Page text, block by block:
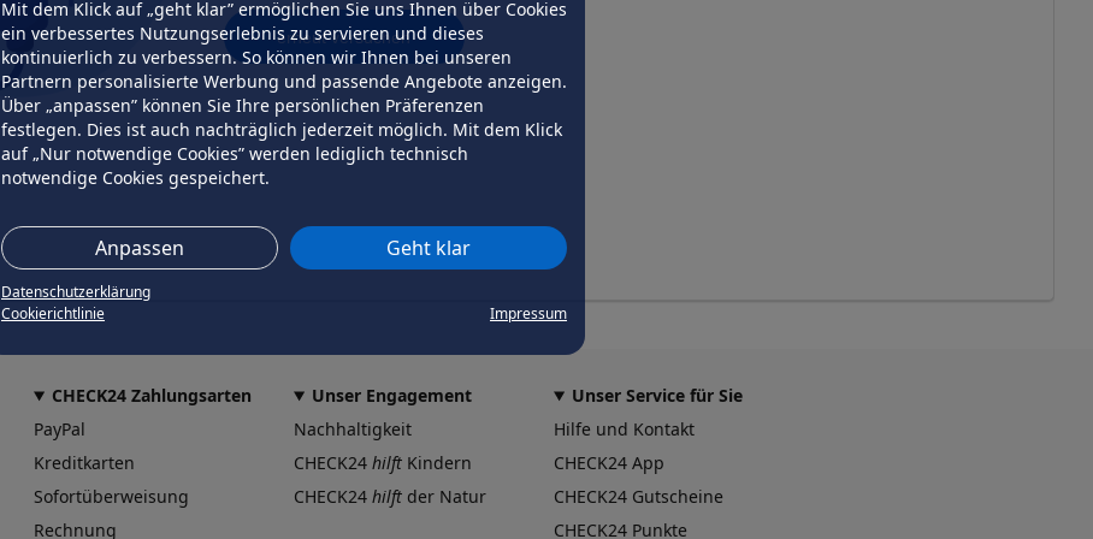
Mit dem Klick auf „geht klar” ermöglichen Sie uns Ihnen über Cookies
ein verbessertes Nutzungserlebnis zu servieren und dieses
kontinuierlich zu verbessern. So können wir Ihnen bei unseren
Partnern personalisierte Werbung und passende Angebote anzeigen.
Über „anpassen” können Sie Ihre persönlichen Präferenzen
festlegen. Dies ist auch nachträglich jederzeit möglich. Mit dem Klick
auf „Nur notwendige Cookies” werden lediglich technisch
notwendige Cookies gespeichert.
Anpassen Geht klar
Datenschutzerklärung
Cookierichtlinie
Impressum
erneut versuchen
CHECK24 Zahlungsarten
PayPal
Kreditkarten
Sofortüberweisung
Rechnung
Unser Engagement
Nachhaltigkeit
CHECK24 hilft Kindern
CHECK24 hilft der Natur
Unser Service für Sie
Hilfe und Kontakt
CHECK24 App
CHECK24 Gutscheine
CHECK24 Punkte